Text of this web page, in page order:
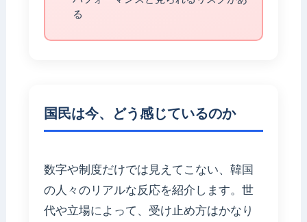
る
国民は今、どう感じているのか
数字や制度だけでは見えてこない、韓国
の人々のリアルな反応を紹介します。世
代や立場によって、受け止め方はかなり